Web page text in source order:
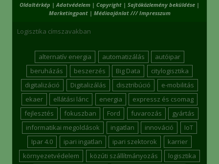
Oldaltérkép | Adatvédelem | Copyright | Sajtóközlemény beküldése |
Marketingpont| Médiaajánlat /// Impresszum
Logisztika címszavakban
alternatív energia automatizálás
autóipar
beruházás
beszerzés Big Data
citylogisztika
digitalizáció
Digitalizálás disztribúció
e-mobilitás
ekaer
ellátási lánc energia
expressz és csomag
fejlesztés
fokuszban Ford fuvarozás
gyártás
informatikai megoldások
ingatlan innováció
IoT
Ipar 4.0
ipari ingatlan ipari szektorok
karrier
környezetvédelem
közúti szállítmányozás
logisztika